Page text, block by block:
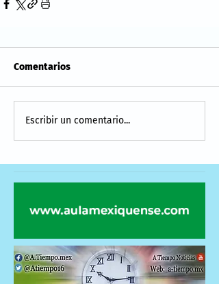
Comentarios
Escribir un comentario...